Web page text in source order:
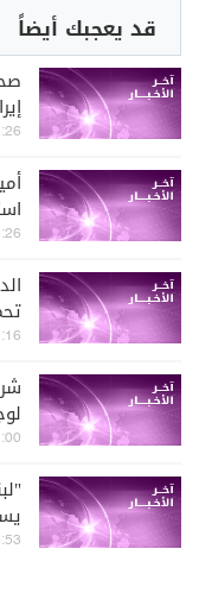
قد يعجبك أيضاً
08-07
08-07
08-07
08-07
08-06